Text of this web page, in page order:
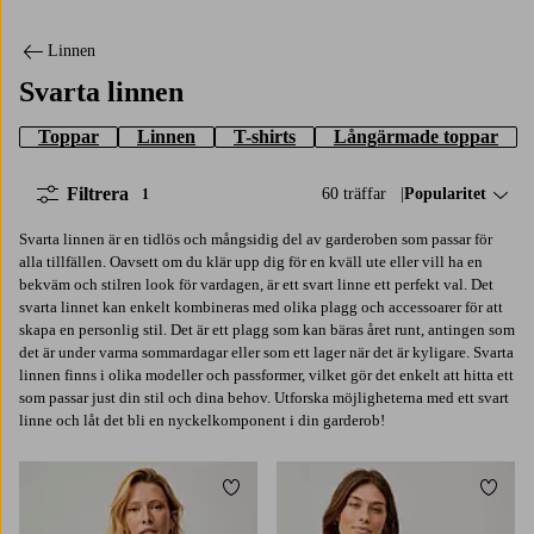
Linnen
Svarta linnen
Toppar Linnen T-shirts Långärmade toppar
60 träffar Sortera på:
Popularitet
Filtrera 1
Svarta linnen är en tidlös och mångsidig del av garderoben som passar för
alla tillfällen. Oavsett om du klär upp dig för en kväll ute eller vill ha en
bekväm och stilren look för vardagen, är ett svart linne ett perfekt val. Det
svarta linnet kan enkelt kombineras med olika plagg och accessoarer för att
skapa en personlig stil. Det är ett plagg som kan bäras året runt, antingen som
det är under varma sommardagar eller som ett lager när det är kyligare. Svarta
linnen finns i olika modeller och passformer, vilket gör det enkelt att hitta ett
som passar just din stil och dina behov. Utforska möjligheterna med ett svart
linne och låt det bli en nyckelkomponent i din garderob!
Lägg till i favoriter